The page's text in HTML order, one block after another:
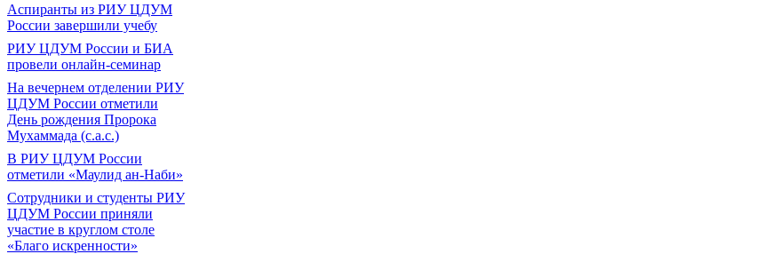
Аспиранты из РИУ ЦДУМ
России завершили учебу
РИУ ЦДУМ России и БИА
провели онлайн-семинар
На вечернем отделении РИУ
ЦДУМ России отметили
День рождения Пророка
Мухаммада (с.а.с.)
В РИУ ЦДУМ России
отметили «Маулид ан-Наби»
Сотрудники и студенты РИУ
ЦДУМ России приняли
участие в круглом столе
«Благо искренности»